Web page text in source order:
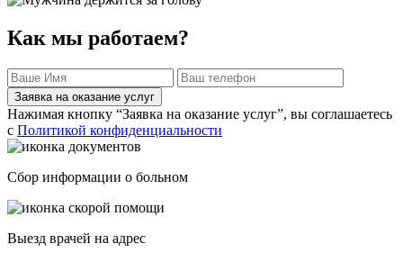
Как мы работаем?
Заявка на оказание услуг
Нажимая кнопку “Заявка на оказание услуг”, вы соглашаетесь
с Политикой конфиденциальности
Сбор информации о больном
Выезд врачей на адрес